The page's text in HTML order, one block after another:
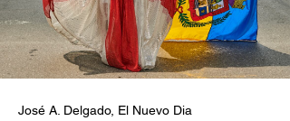
José A. Delgado, El Nuevo Dia